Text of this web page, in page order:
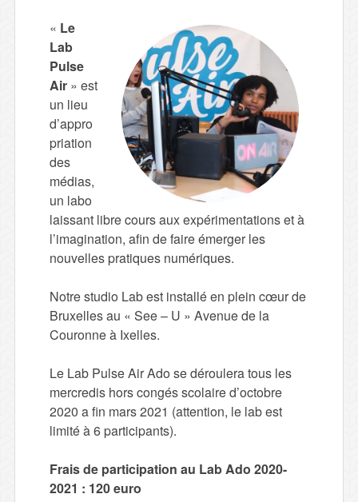
« Le
Lab
Pulse
Air» est
un lieu
d’appro
priation
des
médias,
un labo
laissant libre cours aux expérimentations et à
l’imagination, afin de faire émerger les
nouvelles pratiques numériques.
Notre studio Lab est installé en plein cœur de
Bruxelles au « See – U » Avenue de la
Couronne à Ixelles.
Le Lab Pulse Air Ado se déroulera tous les
mercredis hors congés scolaire d’octobre
2020 a fin mars 2021 (attention, le lab est
limité à 6 participants).
Frais de participation au Lab Ado 2020-
2021 : 120 euro